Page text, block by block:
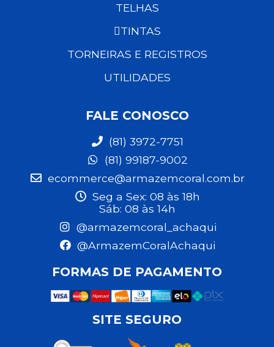
TELHAS
TINTAS
TORNEIRAS E REGISTROS
UTILIDADES
FALE CONOSCO
(81) 3972-7751
(81) 99187-9002
ecommerce@armazemcoral.com.br
Seg a Sex: 08 às 18h
Sáb: 08 às 14h
@armazemcoral_achaqui
@ArmazemCoralAchaqui
FORMAS DE PAGAMENTO
SITE SEGURO